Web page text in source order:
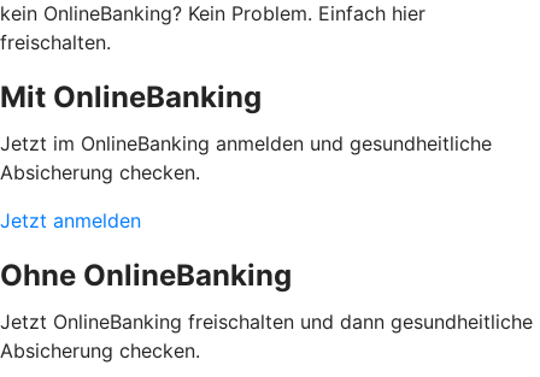
kein OnlineBanking? Kein Problem. Einfach hier
freischalten.
Mit OnlineBanking
Jetzt im OnlineBanking anmelden und gesundheitliche
Absicherung checken.
Jetzt anmelden
Ohne OnlineBanking
Jetzt OnlineBanking freischalten und dann gesundheitliche
Absicherung checken.